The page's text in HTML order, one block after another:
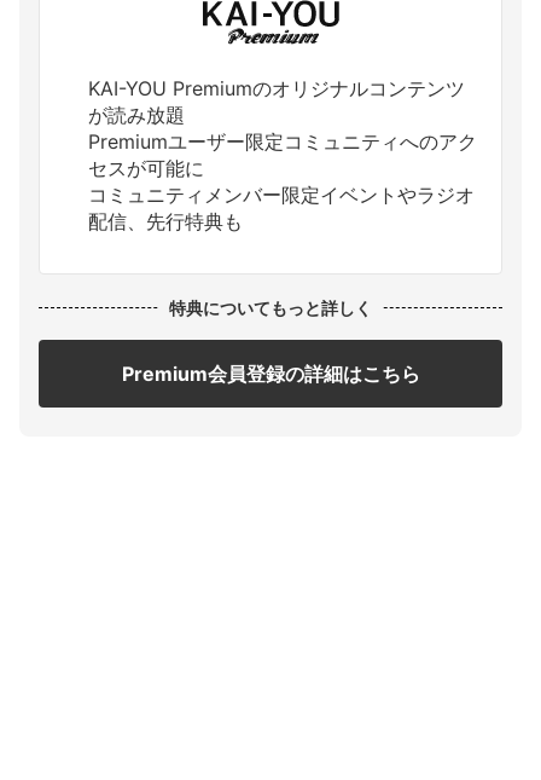
KAI-YOU Premiumのオリジナルコンテンツ
が読み放題
Premiumユーザー限定コミュニティへのアク
セスが可能に
コミュニティメンバー限定イベントやラジオ
配信、先行特典も
特典についてもっと詳しく
Premium会員登録の詳細はこちら